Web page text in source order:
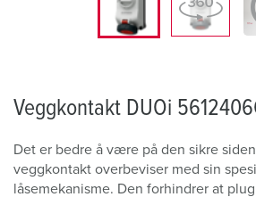
Veggkontakt DUOi
Det er bedre å være på den sikre
veggkontakt overbeviser med sin
låsemekanisme. Den forhindrer at